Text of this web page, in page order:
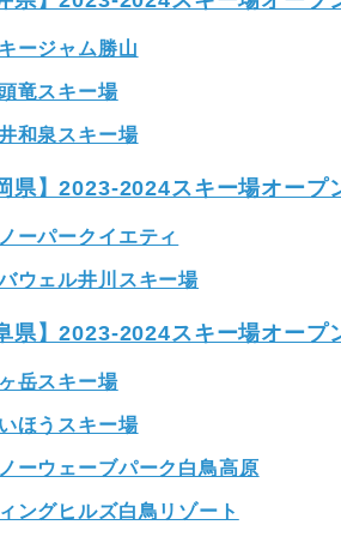
ージャム勝山
竜スキー場
和泉スキー場
県】2023-2024スキー場オープ
ーパークイエティ
ウェル井川スキー場
県】2023-2024スキー場オープ
岳スキー場
ほうスキー場
ーウェーブパーク白鳥高原
ングヒルズ白鳥リゾート